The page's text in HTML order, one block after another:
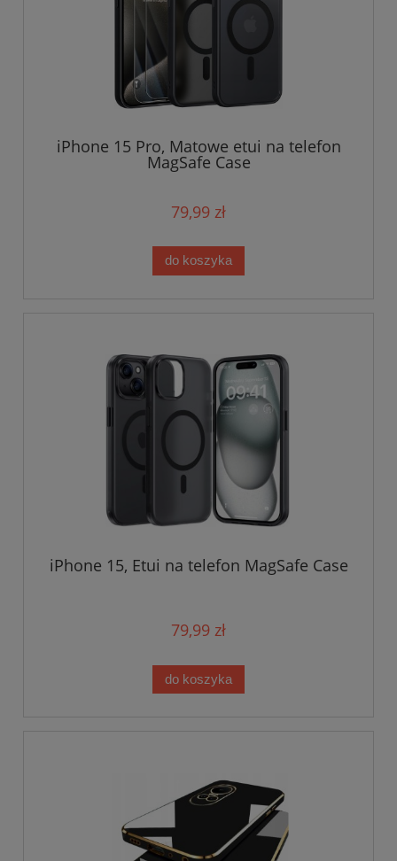
iPhone 15 Pro, Matowe etui na telefon
MagSafe Case
79,99 zł
do koszyka
iPhone 15, Etui na telefon MagSafe Case
79,99 zł
do koszyka